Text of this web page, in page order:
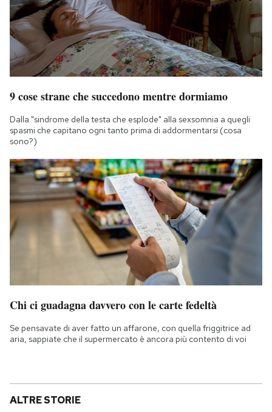
9 cose strane che succedono mentre dormiamo
Dalla "sindrome della testa che esplode" alla sexsomnia a quegli
spasmi che capitano ogni tanto prima di addormentarsi (cosa
sono?)
Chi ci guadagna davvero con le carte fedeltà
Se pensavate di aver fatto un affarone, con quella friggitrice ad
aria, sappiate che il supermercato è ancora più contento di voi
ALTRE STORIE